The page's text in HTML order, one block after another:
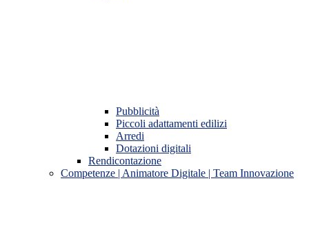
Pubblicità
Piccoli adattamenti edilizi
Arredi
Dotazioni digitali
Rendicontazione
Competenze | Animatore Digitale | Team Innovazione